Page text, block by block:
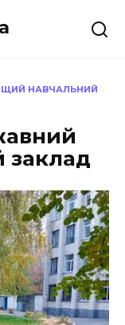
НАВЧАЛЬНИЙ
заклад